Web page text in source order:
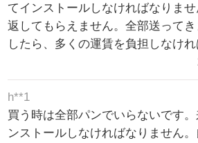
てインストールしなければなりま
返してもらえません。全部送って
したら、多くの運賃を負担しなけれ
h**1
買う時は全部パンでいらないです
ンストールしなければなりません